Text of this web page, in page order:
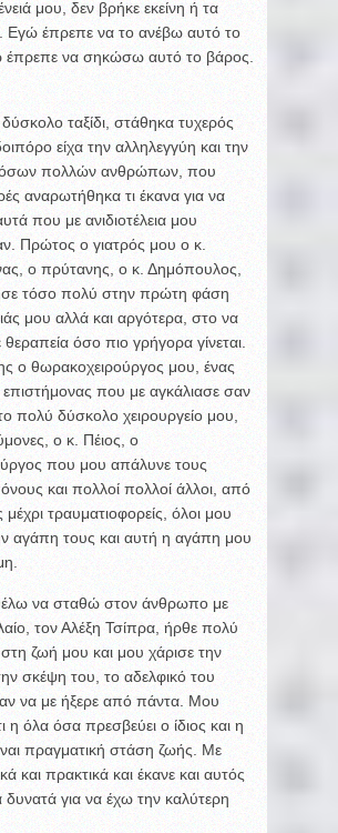
μου, δεν βρήκε εκείνη ή τα
Εγώ έπρεπε να το ανέβω αυτό το
έπρεπε να σηκώσω αυτό το βάρος.
ταξίδι, στάθηκα τυχερός
είχα την αλληλεγγύη και την
πολλών ανθρώπων, που
αναρωτήθηκα τι έκανα για να
που με ανιδιοτέλεια μου
Πρώτος ο γιατρός μου ο κ.
ο πρύτανης, ο κ. Δημόπουλος,
τόσο πολύ στην πρώτη φάση
μου αλλά και αργότερα, στο να
όσο πιο γρήγορα γίνεται.
ο θωρακοχειρούργος μου, ένας
επιστήμονας που με αγκάλιασε σαν
πολύ δύσκολο χειρουργείο μου,
ο κ. Πέιος, ο
που μου απάλυνε τους
και πολλοί πολλοί άλλοι, από
μέχρι τραυματιοφορείς, όλοι μου
αγάπη τους και αυτή η αγάπη μου
να σταθώ στον άνθρωπο με
τον Αλέξη Τσίπρα, ήρθε πολύ
ζωή μου και μου χάρισε την
σκέψη του, το αδελφικό του
να με ήξερε από πάντα. Μου
η όλα όσα πρεσβεύει ο ίδιος και η
πραγματική στάση ζωής. Με
και πρακτικά και έκανε και αυτός
δυνατά για να έχω την καλύτερη